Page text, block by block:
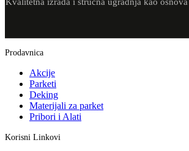
Kvalitetna izrada i stručna ugradnja kao
Prodavnica
Akcije
Parketi
Deking
Materijali za parket
Pribori i Alati
Korisni Linkovi